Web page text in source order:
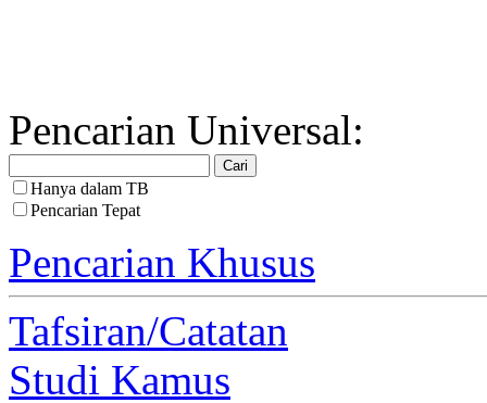
Pencarian Universal:
Hanya dalam TB
Pencarian Tepat
Pencarian Khusus
Tafsiran/Catatan
Studi Kamus